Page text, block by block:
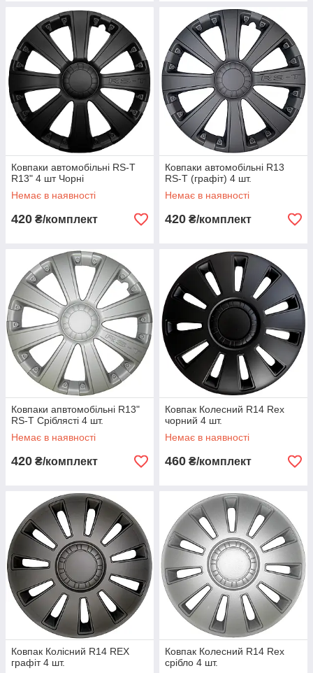
Ковпаки автомобільні RS-T
R13" 4 шт Чорні
Немає в наявності
420 ₴/комплект
Ковпаки автомобільні R13
RS-T (графіт) 4 шт.
Немає в наявності
420 ₴/комплект
Ковпаки апвтомобільні R13"
RS-T Сріблясті 4 шт.
Немає в наявності
420 ₴/комплект
Ковпак Колесний R14 Rex
чорний 4 шт.
Немає в наявності
460 ₴/комплект
Ковпак Колісний R14 REX
графіт 4 шт.
Ковпак Колесний R14 Rex
срібло 4 шт.